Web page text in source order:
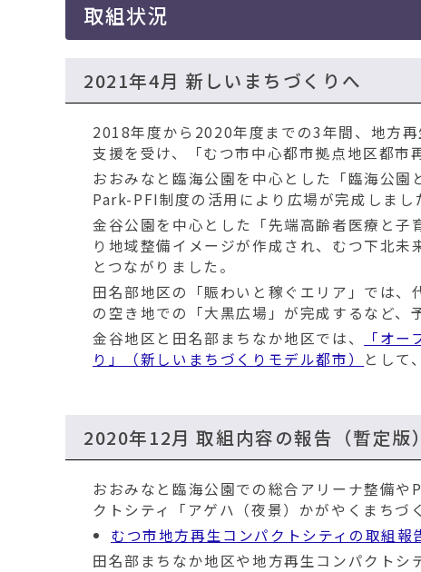
取組状況
2021年4月 新しいまちづくりへ
2018年度から2020年度までの3年間、地方
支援を受け、「むつ市中心都市拠点地区都市
おおみなと臨海公園を中心とした「臨海公園
Park-PFI制度の活用により広場が完成しまし
金谷公園を中心とした「先端高齢者医療と
り地域整備イメージが作成され、むつ下北
とつながりました。
田名部地区の「賑わいと稼ぐエリア」では
の空き地での「大黒広場」が完成するなど、
金谷地区と田名部まちなか地区では、
「オ
り」（新しいまちづくりモデル都市）
として
2020年12月 取組内容の報告（暫定版）
おおみなと臨海公園での総合アリーナ整備
クトシティ「アゲハ（夜景）かがやくまちづ
むつ市地方再生コンパクトシティの取組報
田名部まちなか地区や地方再生コンパクト